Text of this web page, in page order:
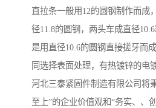
直拉条一般用12的圆钢制作而成
径11.8的圆钢，两头车成直径
是用直径10.6的圆钢直接搓牙而
同选择表面处理，有热镀锌的电
河北三泰紧固件制造有限公司将
至上”的企业价值观和“务实、、